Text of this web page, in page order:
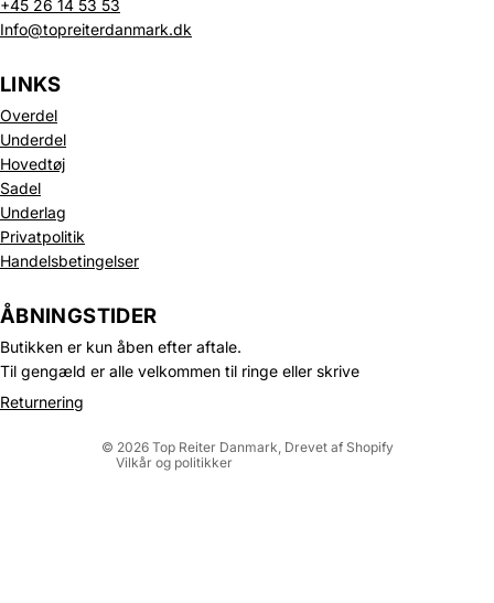
+45 26 14 53 53
Info@topreiterdanmark.dk
LINKS
Overdel
Underdel
Hovedtøj
Sadel
Underlag
Privatpolitik
Handelsbetingelser
ÅBNINGSTIDER
Butikken er kun åben efter aftale.
Til gengæld er alle velkommen til ringe eller skrive
Returnering
© 2026 Top Reiter Danmark , Drevet af Shopify
Vilkår og politikker
Politik om beskyttelse af persondata
Refusionspolitik
Leveringspolitik